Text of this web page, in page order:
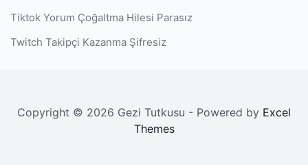
Tiktok Yorum Çoğaltma Hilesi Parasız
Twitch Takipçi Kazanma Şifresiz
Copyright © 2026 Gezi Tutkusu - Powered by Excel
Themes